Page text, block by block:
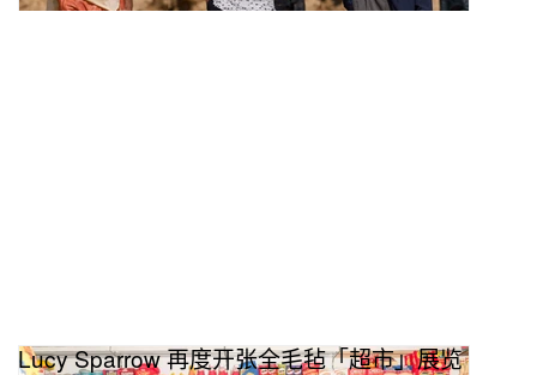
Lucy Sparrow 再度开张全毛毡「超市」展览